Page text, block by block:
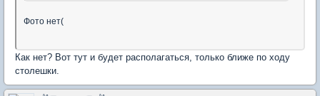
Фото нет(
Как нет? Вот тут и будет располагаться, только ближе по ходу
столешки.